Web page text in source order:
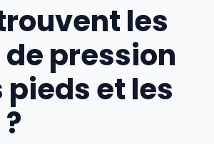
les
pression
pieds et les